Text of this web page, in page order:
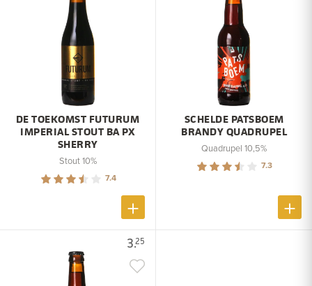
DE TOEKOMST FUTURUM
IMPERIAL STOUT BA PX
SHERRY
Stout 10%
7.4
SCHELDE PATSBOEM
BRANDY QUADRUPEL
Quadrupel 10,5%
7.3
3.25